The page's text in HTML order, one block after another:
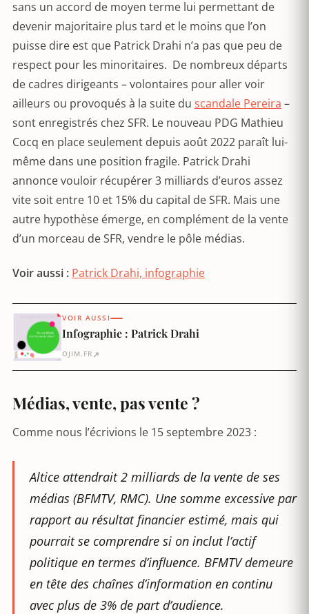
sans un accord de moyen terme lui permettant de
devenir majoritaire plus tard et le moins que l’on
puisse dire est que Patrick Drahi n’a pas que peu de
respect pour les minoritaires. De nombreux départs
de cadres dirigeants – volontaires pour aller voir
ailleurs ou provoqués à la suite du scandale Pereira –
sont enregistrés chez SFR. Le nouveau PDG Mathieu
Cocq en place seulement depuis août 2022 paraît lui-
même dans une position fragile. Patrick Drahi
annonce vouloir récupérer 3 milliards d’euros assez
vite soit entre 10 et 15% du capital de SFR. Mais une
autre hypothèse émerge, en complément de la vente
d’un morceau de SFR, vendre le pôle médias.
Voir aussi : Patrick Drahi, infographie
VOIR AUSSI
Infographie : Patrick Drahi
OJIM.FR ↗
Médias, vente, pas vente ?
Comme nous l’écrivions le 15 septembre 2023 :
Altice attendrait 2 milliards de la vente de ses
médias (BFMTV, RMC). Une somme excessive par
rapport au résultat financier estimé, mais qui
pourrait se comprendre si on inclut l’actif
politique en termes d’influence. BFMTV demeure
en tête des chaînes d’information en continu
avec plus de 3% de part d’audience.